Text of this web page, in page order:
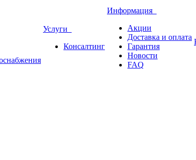
Услуги
Консалтинг
Информация
Акции
Доставка и оплата
Гарантия
Новости
FAQ